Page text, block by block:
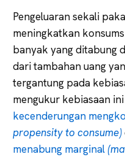
Pengeluaran sekali
meningkatkan
banyak yang ditabung
dari tambahan uang
tergantung pada
mengukur kebiasaan
kecenderungan
propensity to consume)
menabung marginal